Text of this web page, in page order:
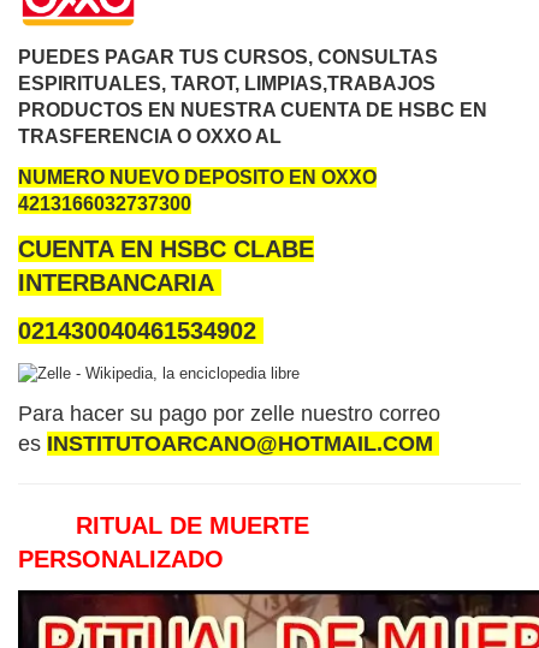
PUEDES PAGAR TUS CURSOS, CONSULTAS
ESPIRITUALES, TAROT, LIMPIAS,TRABAJOS
PRODUCTOS EN NUESTRA CUENTA DE HSBC EN
TRASFERENCIA O OXXO AL
NUMERO NUEVO DEPOSITO EN OXXO
4213166032737300
CUENTA EN HSBC CLABE
INTERBANCARIA
021430040461534902
Para hacer su pago por zelle nuestro correo
es INSTITUTOARCANO@HOTMAIL.COM
RITUAL DE MUERTE
PERSONALIZADO